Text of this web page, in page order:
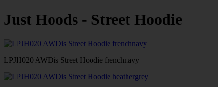
Just Hoods - Street Hoodie
LPJH020 AWDis Street Hoodie frenchnavy